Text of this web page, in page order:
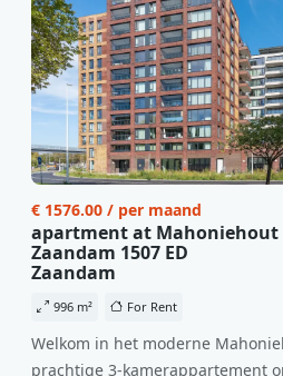
€ 1576.00 / per maand
apartment at Mahoniehout
Zaandam 1507 ED
Zaandam
996 m² For Rent
Welkom in het moderne
prachtige 3-kamerappartement